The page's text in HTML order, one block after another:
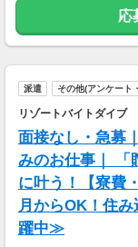
応
派遣 その他(アンケート
リゾートバイトダイブ
面接なし・急募
みのお仕事｜ 「
に叶う！【寮費
月からOK！住
躍中≫